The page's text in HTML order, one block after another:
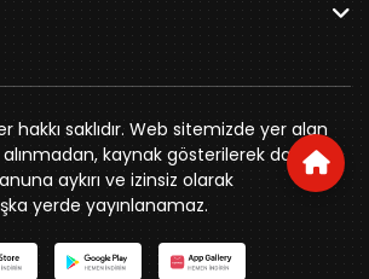
İnönü Bulvarı Özkahya Apt. Kat:3 D:7
hakkı saklıdır. Web sitemizde yer alan
kaynak gösterilerek dahi
aykırı ve izinsiz olarak
yerde yayınlanamaz.